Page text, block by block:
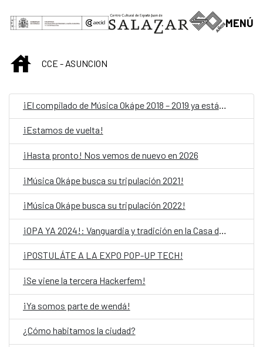
MENÚ
INICIOCCE - ASUNCION
¡Estamos de vuelta!
¡Hasta pronto! Nos vemos de nuevo en 2026
¡Música Okápe busca su tripulación 2021!
¡Música Okápe busca su tripulación 2022!
¡OPA YA 2024!: Vanguardia y tradición en la Casa del Bicentenario de las Artes Visuales
¡POSTULÁTE A LA EXPO POP-UP TECH!
¡Se viene la tercera Hackerfem!
¡Ya somos parte de wendá!
¿Cómo habitamos la ciudad?